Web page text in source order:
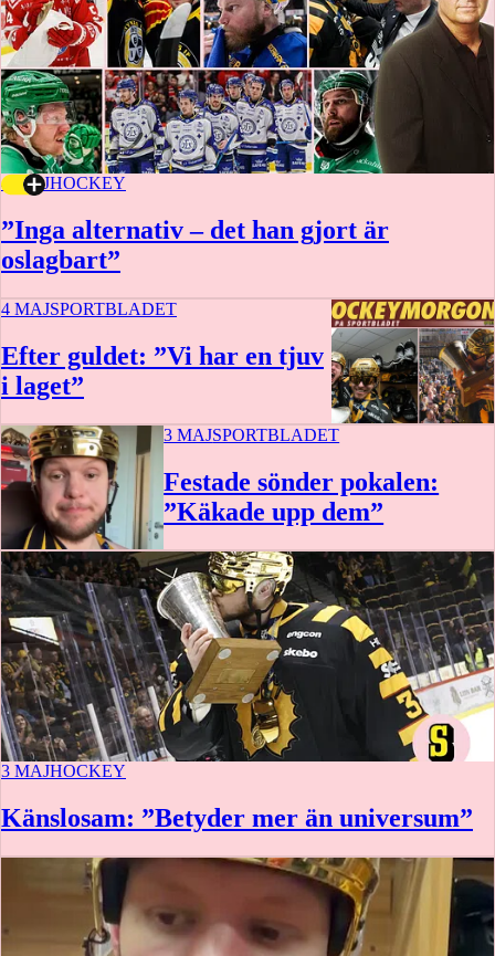
4 MAJHOCKEY
”Inga alternativ – det han gjort är
oslagbart”
4 MAJSPORTBLADET
Efter guldet: ”Vi har en tjuv
i laget”
0:22
3 MAJSPORTBLADET
Festade sönder pokalen:
”Käkade upp dem”
3 MAJHOCKEY
Känslosam: ”Betyder mer än universum”